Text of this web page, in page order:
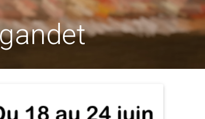
English
Français
Italiano